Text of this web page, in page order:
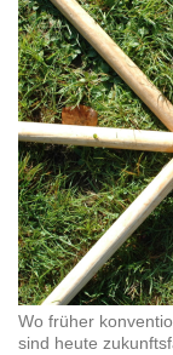
Wo früher
sind heute